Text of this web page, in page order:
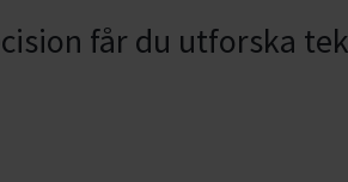
får du utforska